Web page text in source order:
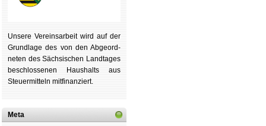
Unsere Ver­eins­ar­beit wird auf der
Grund­lage des von den Ab­ge­ord­
ne­ten des Säch­si­schen Land­tages
be­schlos­se­nen Haus­halts aus
Steu­er­mitteln mit­fi­nan­ziert.
Meta